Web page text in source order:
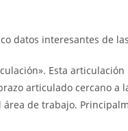
datos interesantes de
Esta
articulado cercano a
de trabajo.